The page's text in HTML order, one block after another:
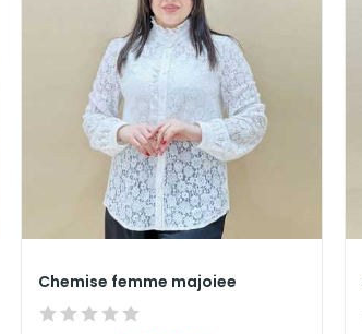
Chemise femme majoiee